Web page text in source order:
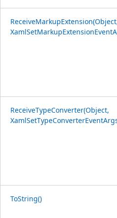
ReceiveTypeConverter(Object,
ToString()